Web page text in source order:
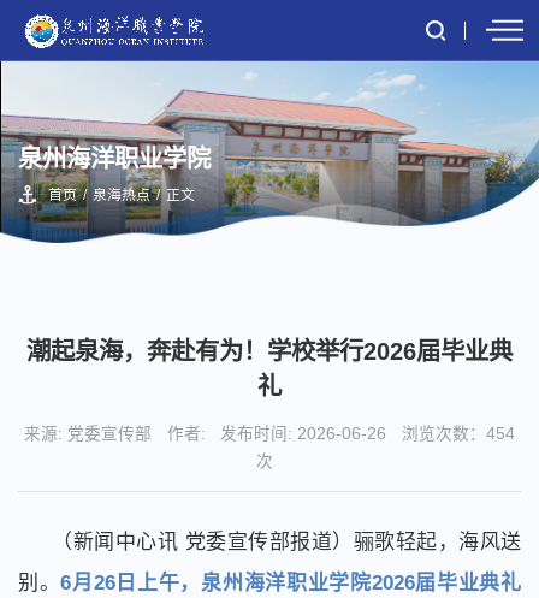
泉州海洋职业学院
首页 / 泉海热点 / 正文
潮起泉海，奔赴有为！学校举行2026届毕业典
礼
来源: 党委宣传部 作者: 发布时间: 2026-06-26 浏览次数： 454
次
（新闻中心讯 党委宣传部报道）骊歌轻起，海风送
别。6月26日上午，泉州海洋职业学院2026届毕业典礼